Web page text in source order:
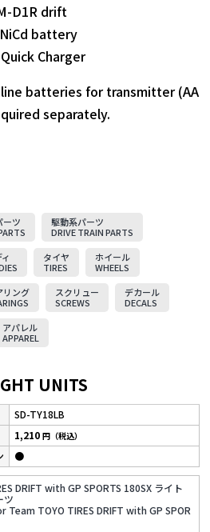
D1R drift
battery
Charger
batteries for transmitter (AA
separately.
ーツ
駆動系パーツ
DRIVE TRAIN PARTS
タイヤ
TIRES
ホイール
WHEELS
リング
スクリュー
SCREWS
デカール
DECALS
アパレル
APPAREL
UNITS
SD-TY18LB
DRIFT with GP SPORTS 180SX ライト
ツ
TOYO TIRES DRIFT with GP SPOR
1,210円（税込）
●